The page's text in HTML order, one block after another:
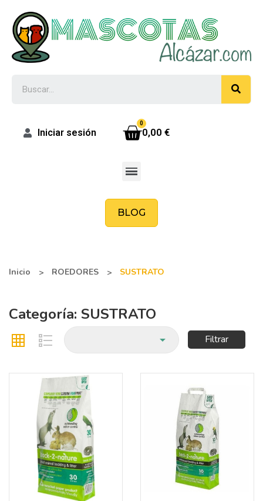
Iniciar sesión 0,00 €
BLOG
Inicio ROEDORES SUSTRATO
Categoría: SUSTRATO
 Filtrar